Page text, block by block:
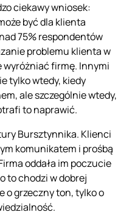
ciekawy wniosek:
być dla klienta
75% respondentów
problemu klienta w
firmę. Innymi
tylko wtedy, kiedy
ale szczególnie wtedy,
to naprawić.
Bursztynnika. Klienci
komunikatem i prośbą
oddała im poczucie
to chodzi w dobrej
o grzeczny ton, tylko o